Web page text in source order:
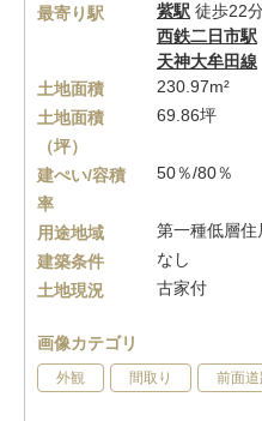
最寄り駅
紫駅 徒歩22
西鉄二日市駅
天神大牟田線
土地面積
230.97m²
土地面積
（坪）
69.86坪
建ぺい/容積
率
50％/80％
用途地域
第一種低層住
建築条件
なし
土地現況
古家付
画像カテゴリ
外観 間取り 前面